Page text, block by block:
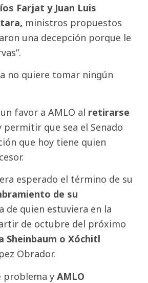
Farjat y Juan Luis
ministros propuestos
una decepción porque le
no quiere tomar ningún
favor a AMLO al retirarse
permitir que sea el Senado
que hoy tiene quien
esperado el término de su
de su
de quien estuviera en la
de octubre del próximo
Sheinbaum o Xóchitl
Obrador.
problema y AMLO